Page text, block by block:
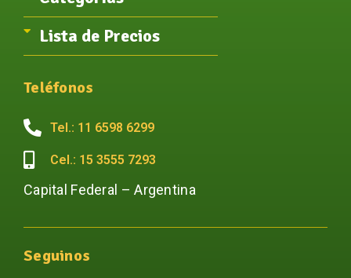
Lista de Precios
Teléfonos
Tel.: 11 6598 6299
Cel.: 15 3555 7293
Capital Federal – Argentina
Seguinos